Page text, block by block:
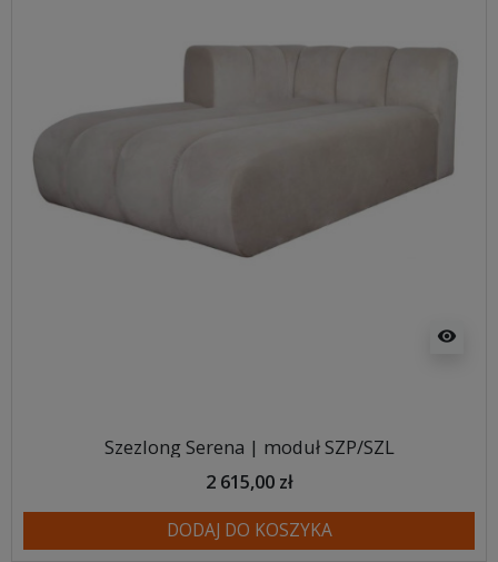
visibility
Szezlong Serena | moduł SZP/SZL
2 615,00 zł
DODAJ DO KOSZYKA